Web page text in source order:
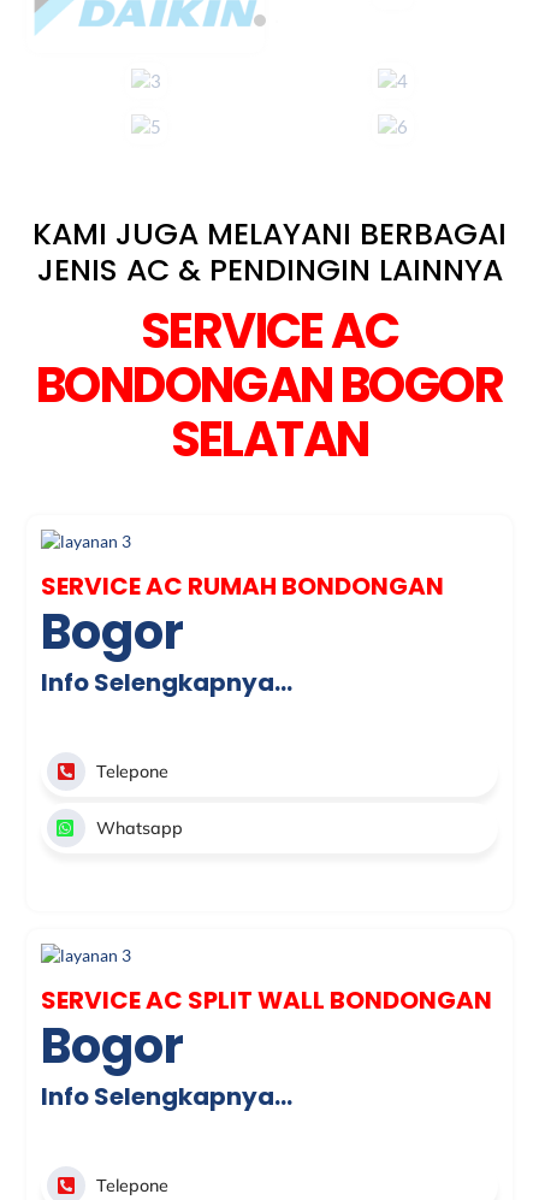
KAMI JUGA MELAYANI BERBAGAI
JENIS AC & PENDINGIN LAINNYA
SERVICE AC
BONDONGAN BOGOR
SELATAN
SERVICE AC RUMAH BONDONGAN
Bogor
Info Selengkapnya…
Telepone
Whatsapp
SERVICE AC SPLIT WALL BONDONGAN
Bogor
Info Selengkapnya…
Telepone